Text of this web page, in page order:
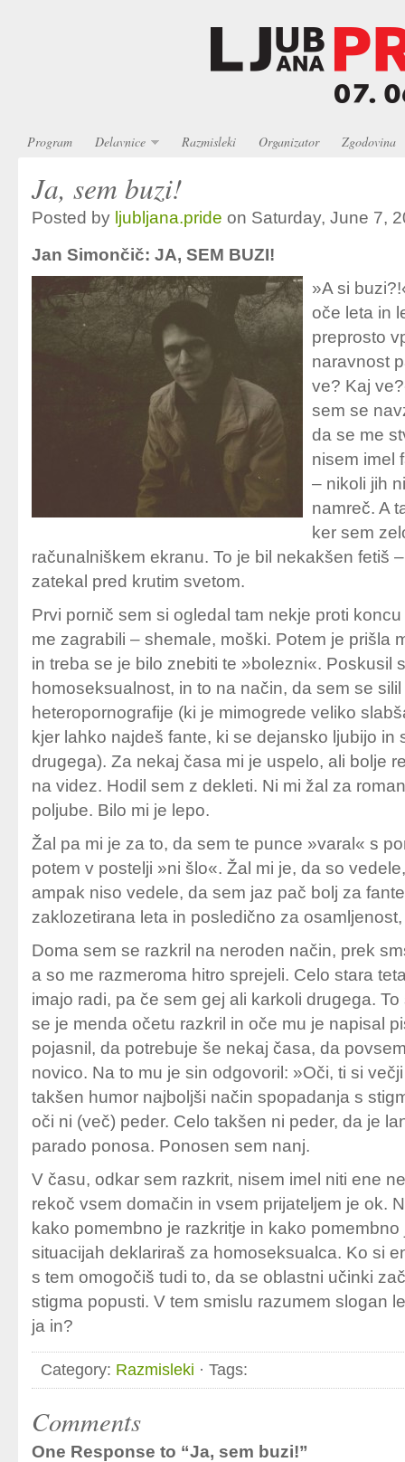
Program Delavnice Razmisleki Organizator Zgodovina
Ja, sem buzi!
Posted by ljubljana.pride on Saturday, June 7,
Jan Simončič: JA, SEM BUZI!
»A si
oče leta in
preprosto
naravnost
ve? Kaj
sem se
da se me
nisem imel
– nikoli jih
namreč. A
ker sem
računalniškem ekranu. To je bil nekakšen fetiš
zatekal pred krutim svetom.
Prvi pornič sem si ogledal tam nekje proti
me zagrabili – shemale, moški. Potem je prišla
in treba se je bilo znebiti te »bolezni«. Poskusil
homoseksualnost, in to na način, da sem se
heteropornografije (ki je mimogrede veliko
kjer lahko najdeš fante, ki se dejansko ljubijo in
drugega). Za nekaj časa mi je uspelo, ali bolje
na videz. Hodil sem z dekleti. Ni mi žal za
poljube. Bilo mi je lepo.
Žal pa mi je za to, da sem te punce »varal« s
potem v postelji »ni šlo«. Žal mi je, da so
ampak niso vedele, da sem jaz pač bolj za
zaklozetirana leta in posledično za
Doma sem se razkril na neroden način, prek
a so me razmeroma hitro sprejeli. Celo stara
imajo radi, pa če sem gej ali karkoli drugega.
se je menda očetu razkril in oče mu je napisal
pojasnil, da potrebuje še nekaj časa, da
novico. Na to mu je sin odgovoril: »Oči, ti si
takšen humor najboljši način spopadanja s
oči ni (več) peder. Celo takšen ni peder, da je
parado ponosa. Ponosen sem nanj.
V času, odkar sem razkrit, nisem imel niti ene
rekoč vsem domačin in vsem prijateljem je ok.
kako pomembno je razkritje in kako
situacijah deklariraš za homoseksualca. Ko si
s tem omogočiš tudi to, da se oblastni učinki
stigma popusti. V tem smislu razumem slogan
ja in?
Category: Razmisleki · Tags:
Comments
One Response to “Ja, sem buzi!”